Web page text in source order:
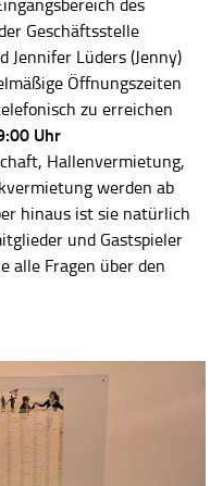
des
Geschäftsstelle
Lüders (Jenny)
Öffnungszeiten
zu erreichen
Uhr
Hallenvermietung,
werden ab
hinaus ist sie natürlich
und Gastspieler
alle Fragen über den